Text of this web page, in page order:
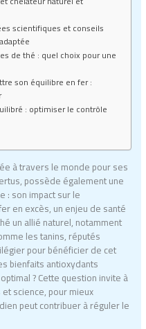
scientifiques et conseils
de thé : quel choix pour une
son équilibre en fer :
: optimiser le contrôle
à travers le monde pour ses
possède également une
: son impact sur le
en excès, un enjeu de santé
un allié naturel, notamment
les tanins, réputés
pour bénéficier de cet
bienfaits antioxydants
? Cette question invite à
science, pour mieux
peut contribuer à réguler le